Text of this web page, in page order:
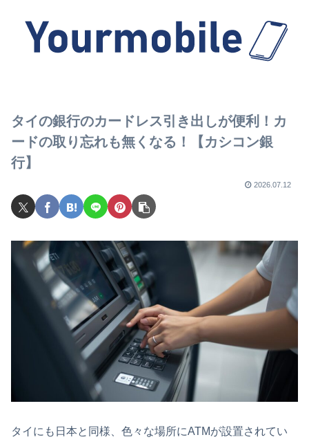
タイの銀行のカードレス引き出しが便利！カ
ードの取り忘れも無くなる！【カシコン銀
行】
2026.07.12
タイにも日本と同様、色々な場所にATMが設置されてい